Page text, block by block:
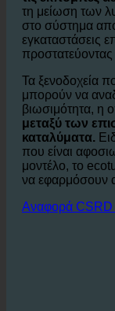
Μεμειώνοντας
καταναλώνεται
τις εκπομπές
τη μείωση των
στο σύστημα
εγκαταστάσεις
Τα ξενοδοχεία
μπορούν να
βιωσιμότητα, η
μεταξύ των
καταλύματα.
που είναι
μοντέλο, το